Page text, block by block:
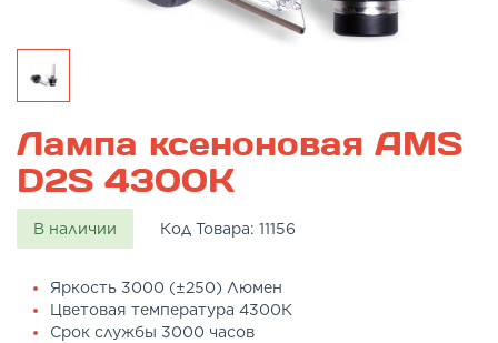
Лампа ксеноновая AMS
D2S 4300K
В наличии Код Товара: 11156
Яркость 3000 (±250) Люмен
Цветовая температура 4300К
Срок службы 3000 часов